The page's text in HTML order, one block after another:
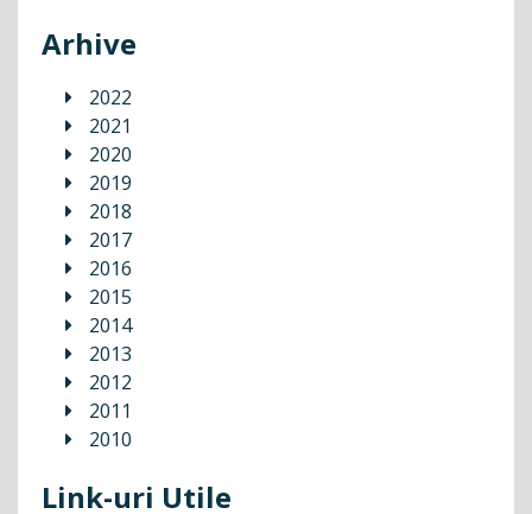
Arhive
2022
2021
2020
2019
2018
2017
2016
2015
2014
2013
2012
2011
2010
Link-uri Utile